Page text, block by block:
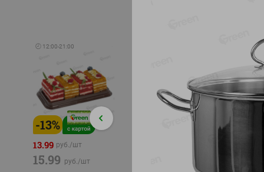
🕘 12:00-21:00
-13%
13.99 руб./шт
15.99 руб./шт